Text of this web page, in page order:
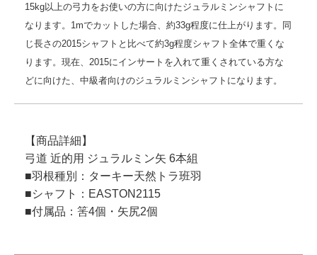
15kg以上の弓力をお使いの方に向けたジュラルミンシャフトに
なります。1mでカットした場合、約33g程度に仕上がります。同
じ長さの2015シャフトと比べて約3g程度シャフト全体で重くな
ります。現在、2015にインサートを入れて重くされている方な
どに向けた、中級者向けのジュラルミンシャフトになります。
【商品詳細】
弓道 近的用 ジュラルミン矢 6本組
■羽根種別：ターキー天然トラ班羽
■シャフト：EASTON2115
■付属品：筈4個・矢尻2個